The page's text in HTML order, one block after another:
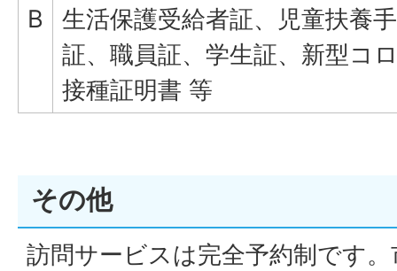
B
生活保護受給者証、児童扶養
証、職員証、学生証、新型コ
接種証明書 等
その他
訪問サービスは完全予約制です